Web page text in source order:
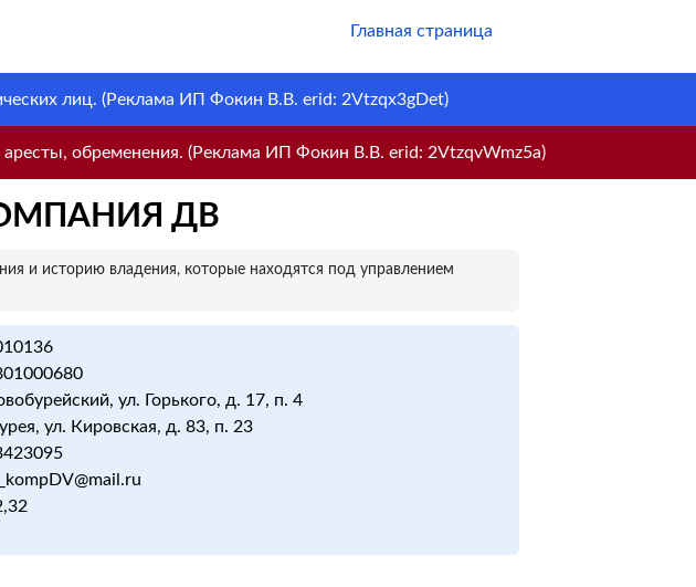
Главная страница
лиц. (Реклама ИП Фокин В.В. erid: 2Vtzqx3gDet)
обременения. (Реклама ИП Фокин В.В. erid: 2VtzqvWmz5a)
ДВ
и историю владения, которые находятся под управлением
ул. Горького, д. 17, п. 4
ул. Кировская, д. 83, п. 23